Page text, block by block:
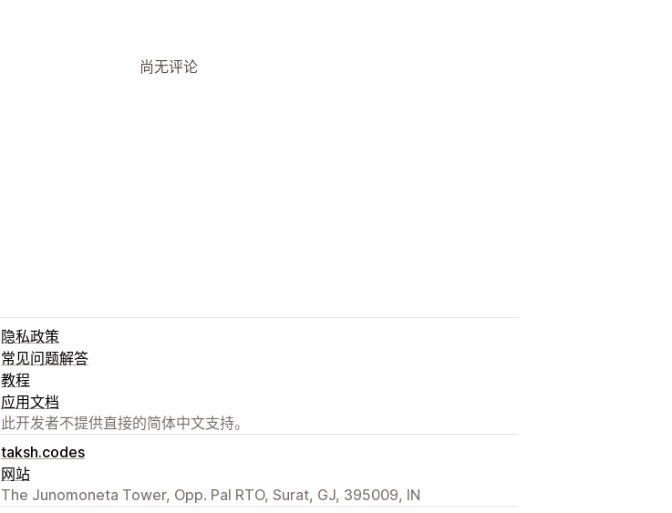
尚无评论
隐私政策
常见问题解答
教程
应用文档
此开发者不提供直接的简体中文支持。
taksh.codes
网站
The Junomoneta Tower, Opp. Pal RTO, Surat, GJ, 395009, IN